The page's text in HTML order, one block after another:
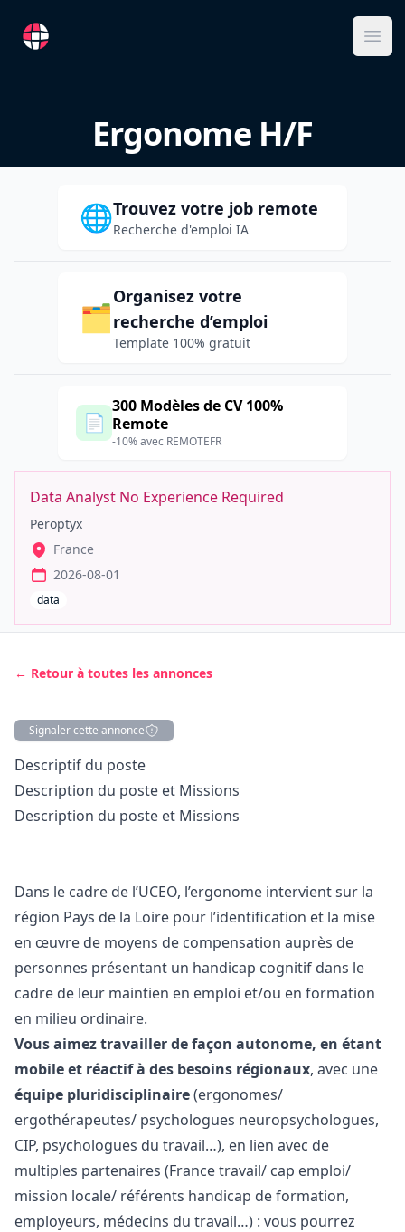
RemoteFR
Ergonome H/F
🌐Trouvez votre job remote
Recherche d'emploi IA
🗂️
Organisez votre
recherche d’emploi
Template 100% gratuit
📄
300 Modèles de CV 100%
Remote
-10% avec REMOTEFR
Data Analyst No Experience Required
Peroptyx
France
2026-08-01
data
← Retour à toutes les annonces
Signaler cette annonce
Description
Descriptif du poste
Description du poste et Missions
Description du poste et Missions
Dans le cadre de l’UCEO, l’ergonome intervient sur la
région Pays de la Loire pour l’identification et la mise
en œuvre de moyens de compensation auprès de
personnes présentant un handicap cognitif dans le
cadre de leur maintien en emploi et/ou en formation
en milieu ordinaire.
Vous aimez travailler de façon autonome, en étant
mobile et réactif à des besoins régionaux, avec une
équipe pluridisciplinaire(ergonomes/
ergothérapeutes/ psychologues neuropsychologues,
CIP, psychologues du travail…), en lien avec de
multiples partenaires (France travail/ cap emploi/
mission locale/ référents handicap de formation,
employeurs, médecins du travail…) : vous pourrez